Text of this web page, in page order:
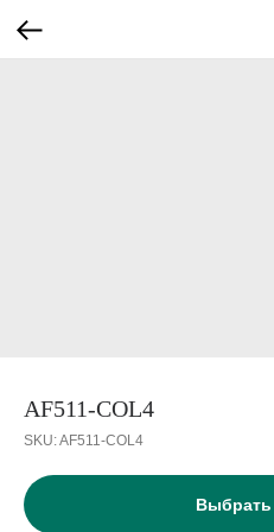
AF511-COL4
SKU:AF511-COL4
Выбрать